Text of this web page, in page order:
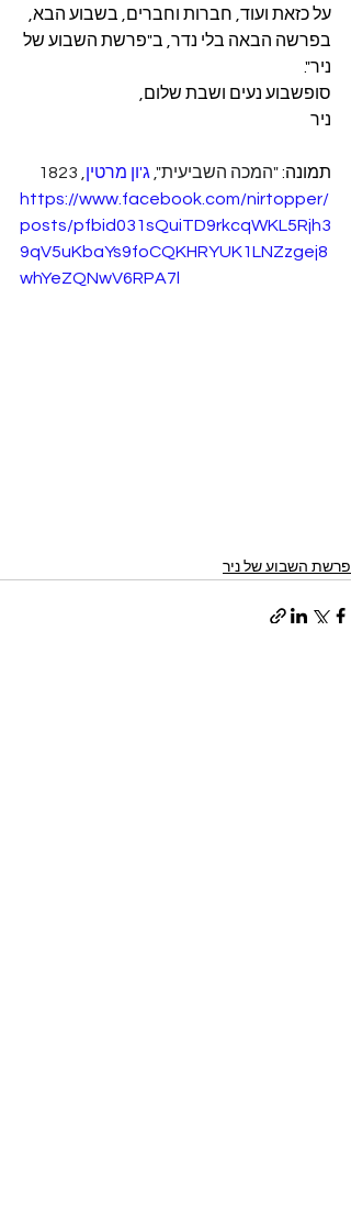
על כזאת ועוד, חברות וחברים, בשבוע הבא,
בפרשה הבאה בלי נדר, ב"פרשת השבוע של
ניר".
סופשבוע נעים ושבת שלום,
ניר
תמונה: "המכה השביעית", ג'ון מרטין
https://www.facebook.com/nirtopper/
posts/pfbid031sQuiTD9rkcqWKL5Rjh3
9qV5uKbaYs9foCQKHRYUK1LNZzgej8
whYeZQNwV6RPA7l
פרשת השבוע של ניר